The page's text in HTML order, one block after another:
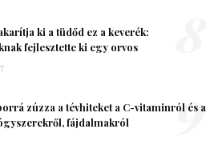
ki a tüdőd ez a keverék:
fejlesztette ki egy orvos
zúzza a tévhiteket a C-vitaminról és a
fájdalmakról
9